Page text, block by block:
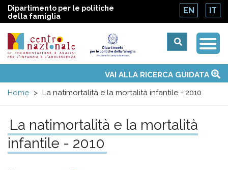
Dipartimento per le politiche
della famiglia
EN IT
Centro
nazionale
di
Documentazione
menu
Temi
Attività
Convenzione ONUVAI ALLA RICERCA GUIDATA
Home
La natimortalità e la mortalità infantile - 2010
La natimortalità e la mortalità
infantile - 2010